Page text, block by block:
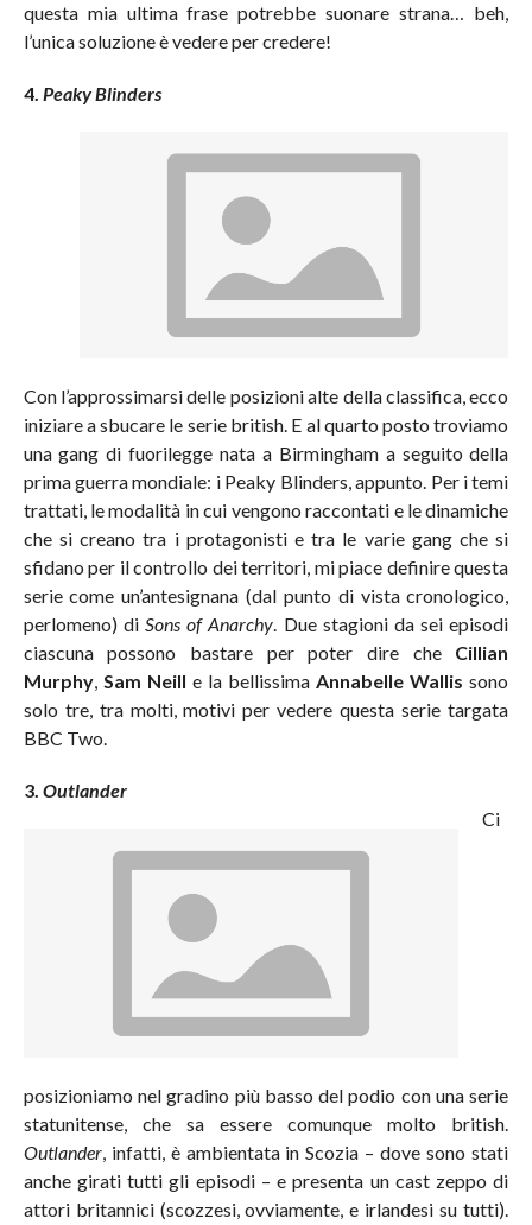
questa mia ultima frase potrebbe suonare strana… beh,
l’unica soluzione è vedere per credere!
4. Peaky Blinders
Con l’approssimarsi delle posizioni alte della classifica, ecco
iniziare a sbucare le serie british. E al quarto posto troviamo
una gang di fuorilegge nata a Birmingham a seguito della
prima guerra mondiale: i Peaky Blinders, appunto. Per i temi
trattati, le modalità in cui vengono raccontati e le dinamiche
che si creano tra i protagonisti e tra le varie gang che si
sfidano per il controllo dei territori, mi piace definire questa
serie come un’antesignana (dal punto di vista cronologico,
perlomeno) di Sons of Anarchy . Due stagioni da sei episodi
ciascuna possono bastare per poter dire che Cillian
Murphy, Sam Neill e la bellissima Annabelle Wallis sono
solo tre, tra molti, motivi per vedere questa serie targata
BBC Two.
3. Outlander
Ci
posizioniamo nel gradino più basso del podio con una serie
statunitense, che sa essere comunque molto british.
Outlander, infatti, è ambientata in Scozia – dove sono stati
anche girati tutti gli episodi – e presenta un cast zeppo di
attori britannici (scozzesi, ovviamente, e irlandesi su tutti).